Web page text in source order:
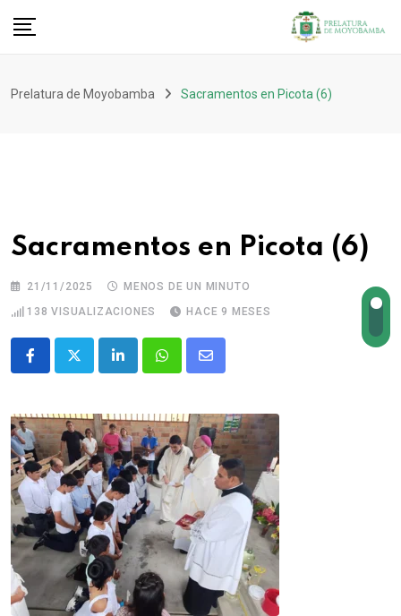
Prelatura de Moyobamba Sacramentos en Picota (6)
Sacramentos en Picota (6)
21/11/2025
MENOS DE UN MINUTO
138 VISUALIZACIONES HACE 9 MESES